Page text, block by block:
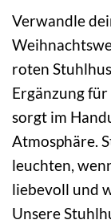
Verwandle
roten
Ergänzung
sorgt im
Atmosphäre.
leuchten,
liebevoll und
Unsere